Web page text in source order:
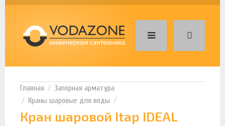
Запорная арматура
Краны шаровые для воды
Кран шаровой Itap IDEAL